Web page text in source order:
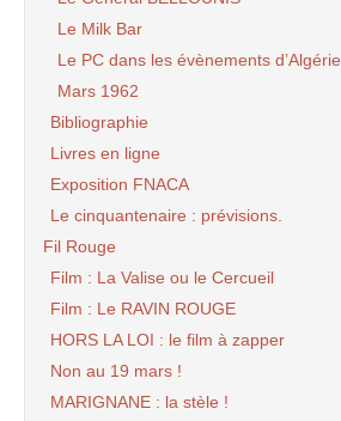
Le Milk Bar
Le PC dans les évènements d’Algérie
Mars 1962
Bibliographie
Livres en ligne
Exposition FNACA
Le cinquantenaire : prévisions.
Fil Rouge
Film : La Valise ou le Cercueil
Film : Le RAVIN ROUGE
HORS LA LOI : le film à zapper
Non au 19 mars !
MARIGNANE : la stèle !